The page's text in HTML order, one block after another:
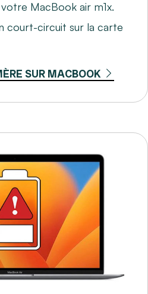
MacBook air m1x.
court-circuit sur la carte
SUR MACBOOK